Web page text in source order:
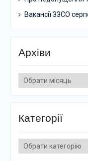
Вакансії ЗЗСО
Архіви
Архіви
Категорії
Категорії